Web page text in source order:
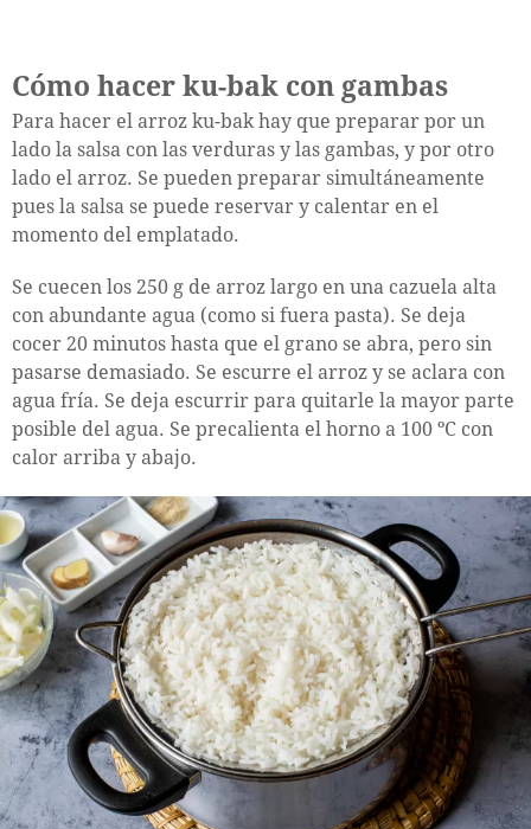
Cómo hacer ku-bak con gambas
Para hacer el arroz ku-bak hay que preparar por un
lado la salsa con las verduras y las gambas, y por otro
lado el arroz. Se pueden preparar simultáneamente
pues la salsa se puede reservar y calentar en el
momento del emplatado.
Se cuecen los 250 g de arroz largo en una cazuela alta
con abundante agua (como si fuera pasta). Se deja
cocer 20 minutos hasta que el grano se abra, pero sin
pasarse demasiado. Se escurre el arroz y se aclara con
agua fría. Se deja escurrir para quitarle la mayor parte
posible del agua. Se precalienta el horno a 100 ºC con
calor arriba y abajo.